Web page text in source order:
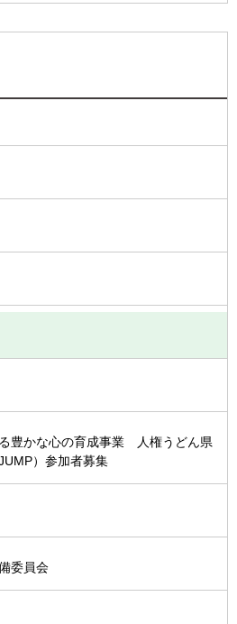
豊かな心の育成事業 人権うどん県
）参加者募集
委員会